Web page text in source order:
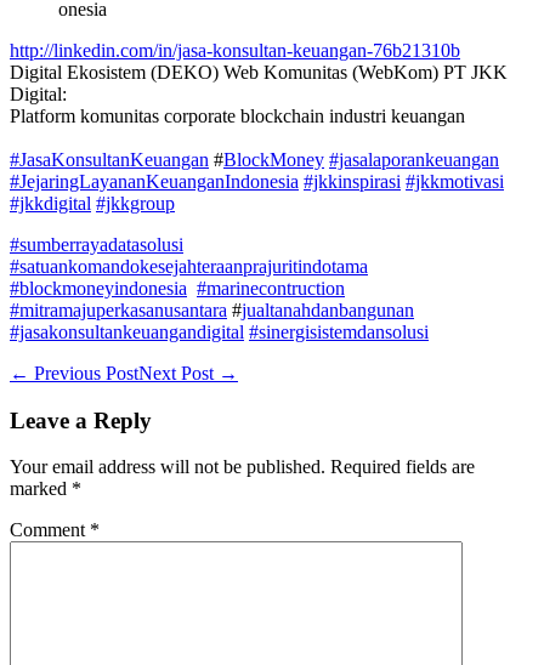
onesia
http://linkedin.com/in/jasa-konsultan-keuangan-76b21310b
Digital Ekosistem (DEKO) Web Komunitas (WebKom) PT JKK
Digital:
Platform komunitas corporate blockchain industri keuangan
#JasaKonsultanKeuangan #BlockMoney #jasalaporankeuangan
#JejaringLayananKeuanganIndonesia #jkkinspirasi #jkkmotivasi
#jkkdigital #jkkgroup
#sumberrayadatasolusi
#satuankomandokesejahteraanprajuritindotama
#blockmoneyindonesia #marinecontruction
#mitramajuperkasanusantara #jualtanahdanbangunan
#jasakonsultankeuangandigital #sinergisistemdansolusi
Post
← Previous PostNext Post →
Leave a Reply
Your email address will not be published. Required fields are
marked *
Comment *